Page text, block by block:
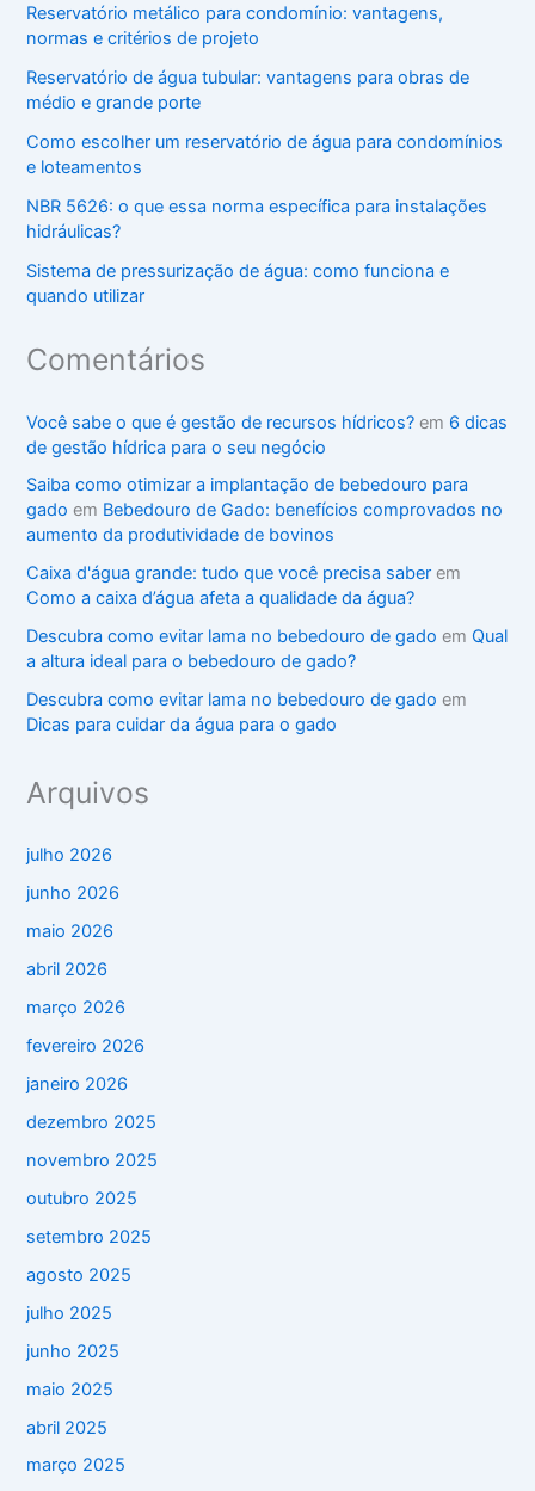
Reservatório metálico para condomínio: vantagens,
normas e critérios de projeto
Reservatório de água tubular: vantagens para obras de
médio e grande porte
Como escolher um reservatório de água para condomínios
e loteamentos
NBR 5626: o que essa norma específica para instalações
hidráulicas?
Sistema de pressurização de água: como funciona e
quando utilizar
Comentários
Você sabe o que é gestão de recursos hídricos? em 6 dicas
de gestão hídrica para o seu negócio
Saiba como otimizar a implantação de bebedouro para
gado em Bebedouro de Gado: benefícios comprovados no
aumento da produtividade de bovinos
Caixa d'água grande: tudo que você precisa saber em
Como a caixa d’água afeta a qualidade da água?
Descubra como evitar lama no bebedouro de gado em Qual
a altura ideal para o bebedouro de gado?
Descubra como evitar lama no bebedouro de gado em
Dicas para cuidar da água para o gado
Arquivos
julho 2026
junho 2026
maio 2026
abril 2026
março 2026
fevereiro 2026
janeiro 2026
dezembro 2025
novembro 2025
outubro 2025
setembro 2025
agosto 2025
julho 2025
junho 2025
maio 2025
abril 2025
março 2025